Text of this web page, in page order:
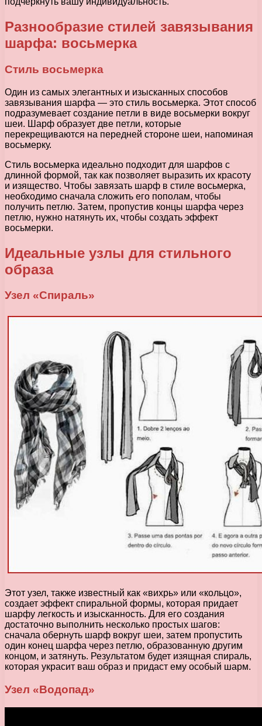
Разнообразие стилей завязывания
шарфа: восьмерка
Стиль восьмерка
Один из самых элегантных и изысканных способов
завязывания шарфа — это стиль восьмерка. Этот способ
подразумевает создание петли в виде восьмерки вокруг
шеи. Шарф образует две петли, которые
перекрещиваются на передней стороне шеи, напоминая
восьмерку.
Стиль восьмерка идеально подходит для шарфов с
длинной формой, так как позволяет выразить их красоту
и изящество. Чтобы завязать шарф в стиле восьмерка,
необходимо сначала сложить его пополам, чтобы
получить петлю. Затем, пропустив концы шарфа через
петлю, нужно натянуть их, чтобы создать эффект
восьмерки.
Идеальные узлы для стильного
образа
Узел «Спираль»
Этот узел, также известный как «вихрь» или «кольцо»,
создает эффект спиральной формы, которая придает
шарфу легкость и изысканность. Для его создания
достаточно выполнить несколько простых шагов:
сначала обернуть шарф вокруг шеи, затем пропустить
один конец шарфа через петлю, образованную другим
концом, и затянуть. Результатом будет изящная спираль,
которая украсит ваш образ и придаст ему особый шарм.
Узел «Водопад»